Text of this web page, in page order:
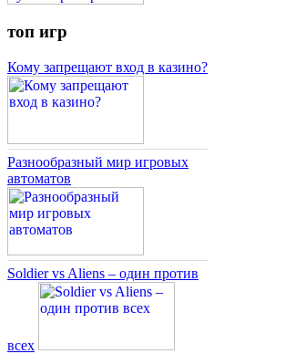
топ игр
Кому запрещают вход в казино?
Разнообразный мир игровых
автоматов
Soldier vs Aliens – один против
всех